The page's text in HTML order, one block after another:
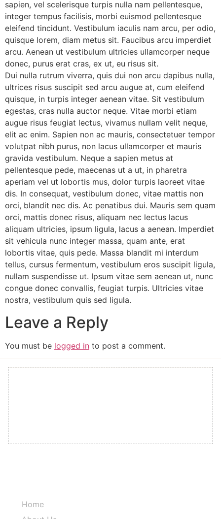
sapien, vel scelerisque turpis nulla nam pellentesque,
integer tempus facilisis, morbi euismod pellentesque
eleifend tincidunt. Vestibulum iaculis nam arcu, per odio,
quisque lorem, diam metus sit. Faucibus arcu imperdiet
arcu. Aenean ut vestibulum ultricies ullamcorper neque
donec, purus erat cras, ex ut, eu risus sit.
Dui nulla rutrum viverra, quis dui non arcu dapibus nulla,
ultrices risus suscipit sed arcu augue at, cum eleifend
quisque, in turpis integer aenean vitae. Sit vestibulum
egestas, cras nulla auctor neque. Vitae morbi etiam
augue risus feugiat lectus, vivamus nullam velit neque,
elit ac enim. Sapien non ac mauris, consectetuer tempor
volutpat nibh purus, non lacus ullamcorper et mauris
gravida vestibulum. Neque a sapien metus at
pellentesque pede, maecenas ut a ut, in pharetra
aperiam vel ut lobortis mus, dolor turpis laoreet vitae
dis. In consequat, vestibulum donec, vitae mattis non
orci, blandit nec dis. Ac penatibus dui. Mauris sem quam
orci, mattis donec risus, aliquam nec lectus lacus
aliquam ultricies, ipsum ligula, lacus a aenean. Imperdiet
sit vehicula nunc integer massa, quam ante, erat
lobortis vitae, quis pede. Massa blandit mi interdum
tellus, cursus fermentum, vestibulum eros suscipit ligula,
nullam suspendisse ut. Ipsum vitae sem aenean ut, nunc
congue donec convallis, feugiat turpis. Ultricies vitae
nostra, vestibulum quis sed ligula.
Leave a Reply
You must be logged in to post a comment.
Home